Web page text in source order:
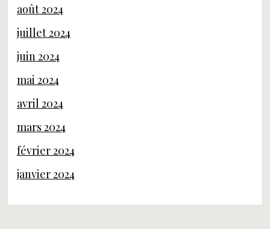
août 2024
juillet 2024
juin 2024
mai 2024
avril 2024
mars 2024
février 2024
janvier 2024